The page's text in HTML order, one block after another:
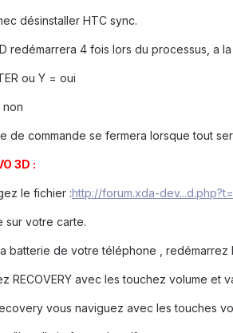
désinstaller HTC sync.
redémarrera 4 fois lors du processus, a
ou Y = oui
de commande se fermera lorsque tout
3D :
le fichier :http://forum.xda-
sur votre carte.
batterie de votre téléphone , redémarrez
RECOVERY avec les touchez volume et
vous naviguez avec les touches